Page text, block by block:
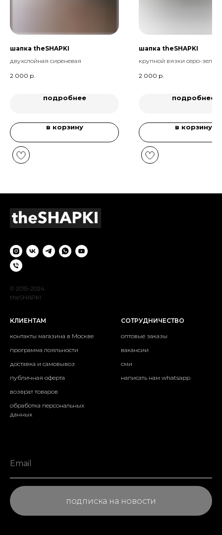
шапка theSHAPKI
двухслойная сиреневая
2 000 р.
подробнее
в корзину
шапка theSHAPKI
крупной вязки серо-
2 000 р.
подробнее
в корзину
© 2015-2024
theSHAPKI
КЛИЕНТАМ
контакты магазина в Москве
программа лояльности
доставка и самовывоз
публичная оферта
возврат товаров
обработка персональных
данных
СОТРУДНИЧЕСТВО
оптовые заказы
вакансии
сми
написать нам whatsapp
подписка на новости